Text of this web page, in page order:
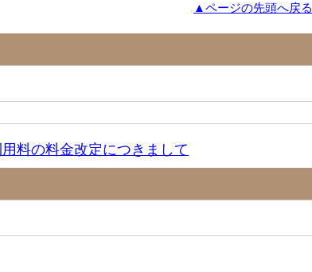
▲ページの先頭へ戻る
料の料金改定につきまして